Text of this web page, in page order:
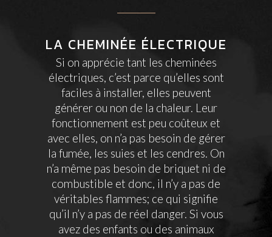
LA CHEMINÉE ÉLECTRIQUE
Si on apprécie tant les cheminées
électriques, c’est parce qu’elles sont
faciles à installer, elles peuvent
générer ou non de la chaleur. Leur
fonctionnement est peu coûteux et
avec elles, on n’a pas besoin de gérer
la fumée, les suies et les cendres. On
n’a même pas besoin de briquet ni de
combustible et donc, il n’y a pas de
véritables flammes; ce qui signifie
qu’il n’y a pas de réel danger. Si vous
avez des enfants ou des animaux